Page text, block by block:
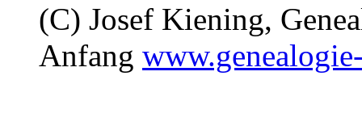
(C) Josef Kiening,
Anfang